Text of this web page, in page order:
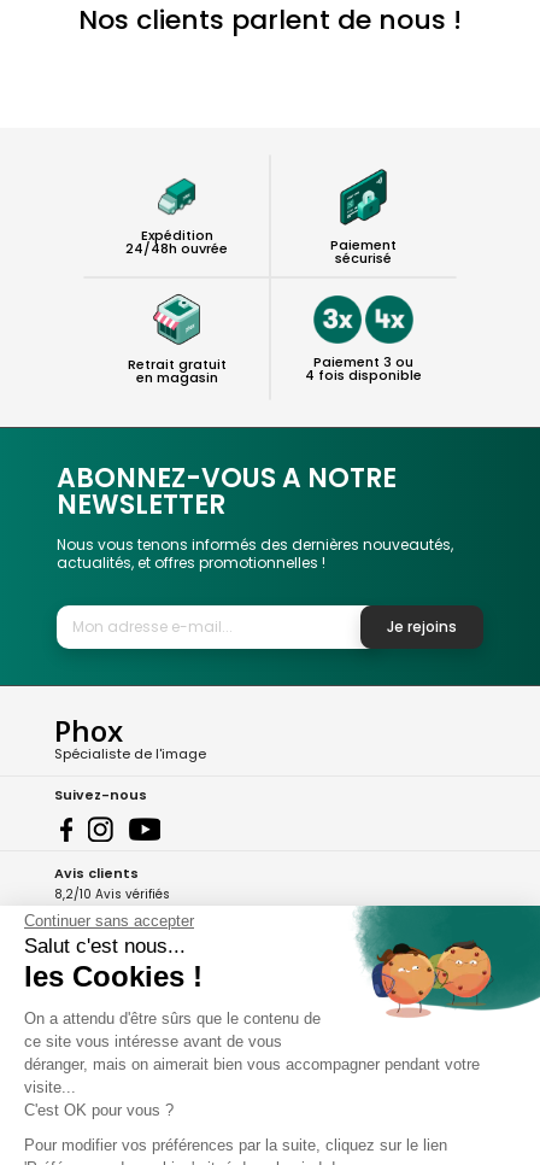
Nos clients parlent de nous !
Expédition
24/48h ouvrée Paiement
sécurisé
Retrait gratuit
en magasin
Paiement 3 ou
4 fois disponible
ABONNEZ-VOUS A NOTRE
NEWSLETTER
Nous vous tenons informés des dernières nouveautés,
actualités, et offres promotionnelles !
Je rejoins
Phox
Spécialiste de l'image
Suivez-nous
Avis clients
8,2/10 Avis vérifiés
L'Appli Phox
A propos de Phox
Services et garanties
Continuer sans accepter
Salut c'est nous...
les Cookies !
On a attendu d'être sûrs que le contenu de
ce site vous intéresse avant de vous
déranger, mais on aimerait bien vous accompagner pendant votre
visite...
C'est OK pour vous ?
Pour modifier vos préférences par la suite, cliquez sur le lien